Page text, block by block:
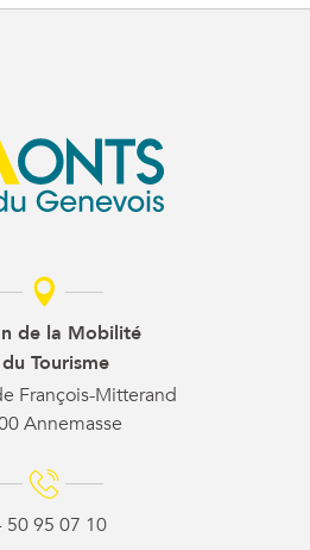
de la Mobilité
Tourisme
François-Mitterand
Annemasse
50 95 07 10